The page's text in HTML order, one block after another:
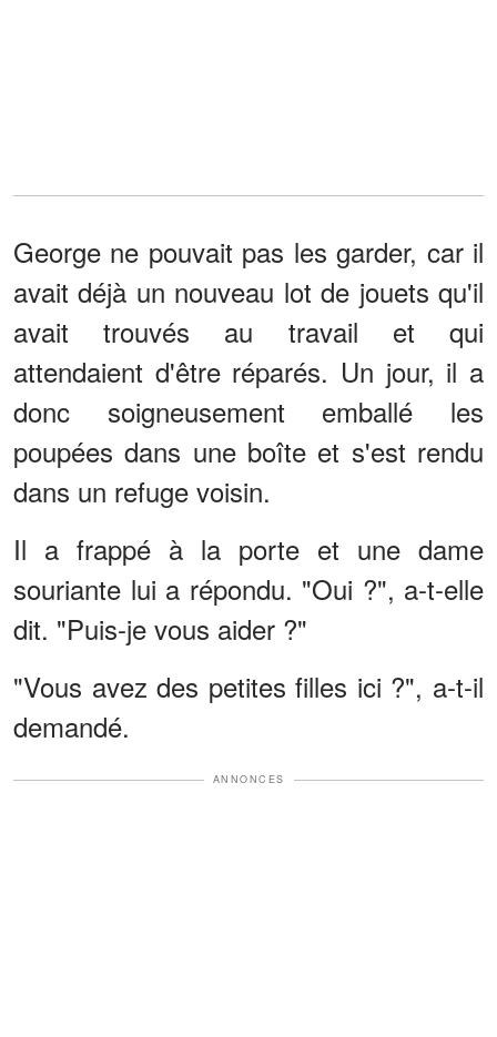
George ne pouvait pas les garder, car il
avait déjà un nouveau lot de jouets qu'il
avait trouvés au travail et qui
attendaient d'être réparés. Un jour, il a
donc soigneusement emballé les
poupées dans une boîte et s'est rendu
dans un refuge voisin.
Il a frappé à la porte et une dame
souriante lui a répondu. "Oui ?", a-t-elle
dit. "Puis-je vous aider ?"
"Vous avez des petites filles ici ?", a-t-il
demandé.
ANNONCES